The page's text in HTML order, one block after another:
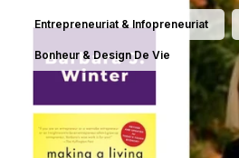
Entrepreneuriat & Infopreneuriat
Bonheur & Design De Vie